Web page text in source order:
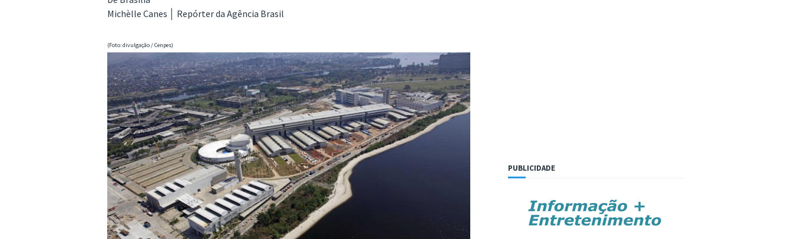
Michèlle Canes │ Repórter da Agência Brasil
(Foto: divulgação / Cenpes)
PUBLICIDADE